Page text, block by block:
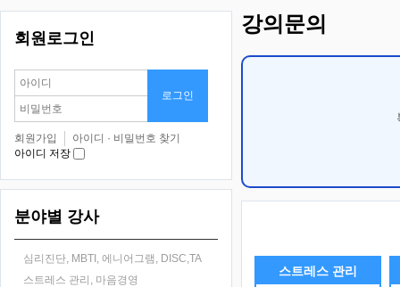
회원로그인
회원가입
아이디 · 비밀번호 찾기
아이디 저장
분야별 강사
심리진단, MBTI, 에니어그램, DISC,TA
스트레스 관리, 마음경영
강의문의
스트레스 관리